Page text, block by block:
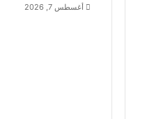
أغسطس 7, 2026